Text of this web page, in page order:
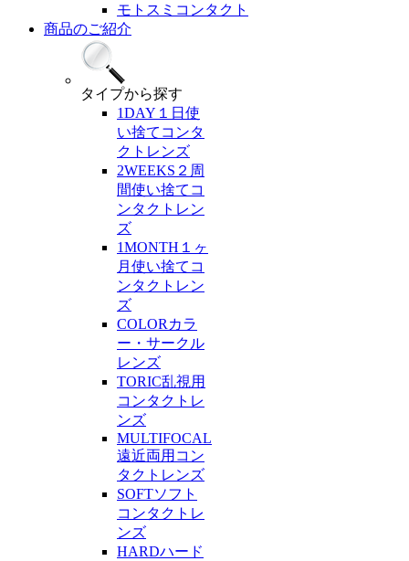
モトスミコンタクト
商品のご紹介
タイプから探す
1DAY １日使
い捨てコンタ
クトレンズ
2WEEKS ２周
間使い捨てコ
ンタクトレン
ズ
1MONTH １ヶ
月使い捨てコ
ンタクトレン
ズ
COLORカラ
ー・サークル
レンズ
TORIC乱視用
コンタクトレ
ンズ
MULTIFOCAL
遠近両用コン
タクトレンズ
SOFTソフト
コンタクトレ
ンズ
HARDハード